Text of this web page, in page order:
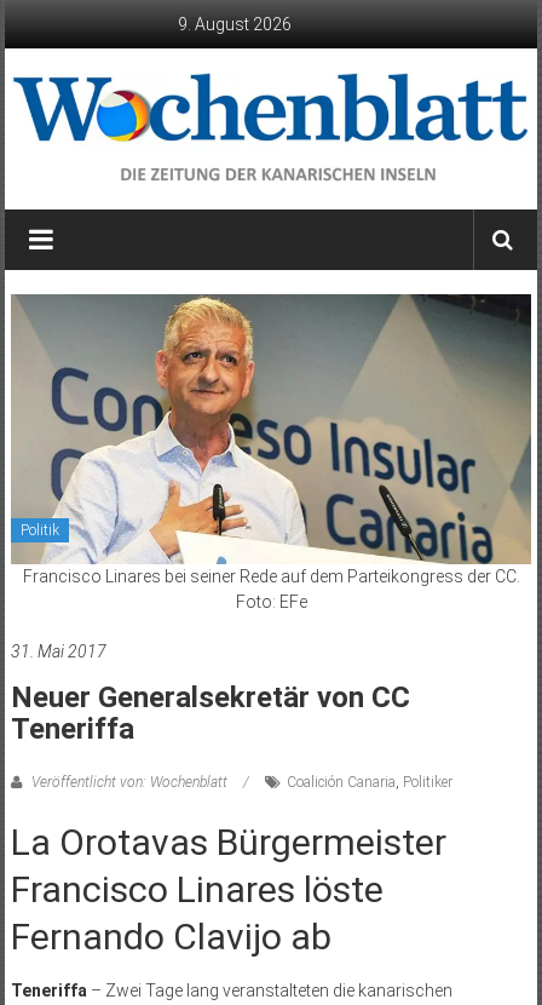
9. August 2026
Wochenblatt
die
der
Kanarischen
Inseln
Politik
Francisco Linares bei seiner Rede auf dem Parteikongress der CC.
Foto: EFe
31. Mai 2017
Neuer Generalsekretär von CC
Teneriffa
Veröffentlicht von: Wochenblatt Coalición Canaria, Politiker
La Orotavas Bürgermeister
Francisco Linares löste
Fernando Clavijo ab
Teneriffa– Zwei Tage lang veranstalteten die kanarischen